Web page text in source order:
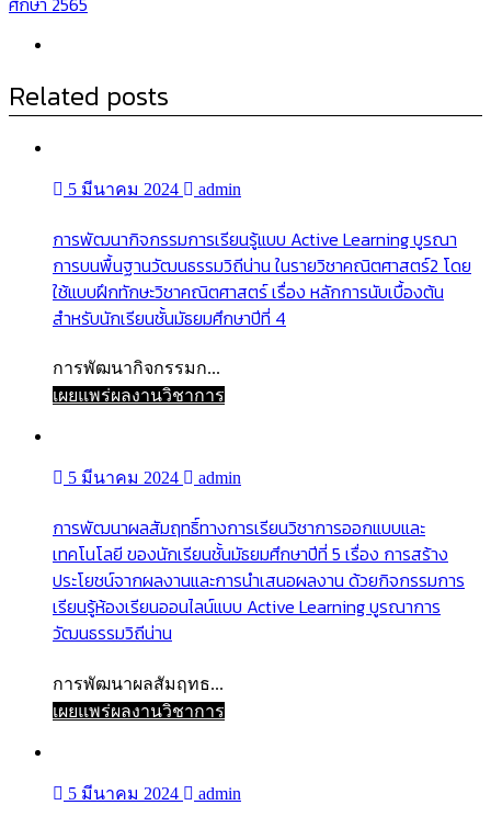
Related posts
5 มีนาคม 2024 admin
การพัฒนากิจกรรมการเรียนรู้แบบ Active Learning บูรณา
การบนพื้นฐานวัฒนธรรมวิถีน่าน ในรายวิชาคณิตศาสตร์2 โดย
ใช้แบบฝึกทักษะวิชาคณิตศาสตร์ เรื่อง หลักการนับเบื้องต้น
สำหรับนักเรียนชั้นมัธยมศึกษาปีที่ 4
การพัฒนากิจกรรมก...
เผยแพร่ผลงานวิชาการ
5 มีนาคม 2024 admin
การพัฒนาผลสัมฤทธิ์ทางการเรียนวิชาการออกแบบและ
เทคโนโลยี ของนักเรียนชั้นมัธยมศึกษาปีที่ 5 เรื่อง การสร้าง
ประโยชน์จากผลงานและการนำเสนอผลงาน ด้วยกิจกรรมการ
เรียนรู้ห้องเรียนออนไลน์แบบ Active Learning บูรณาการ
วัฒนธรรมวิถีน่าน
การพัฒนาผลสัมฤทธ...
เผยแพร่ผลงานวิชาการ
5 มีนาคม 2024 admin